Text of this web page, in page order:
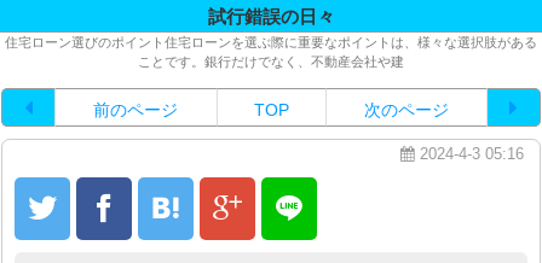
試行錯誤の日々
住宅ローン選びのポイント住宅ローンを選ぶ際に重要なポイントは、様々な選択肢がある
ことです。銀行だけでなく、不動産会社や建
前のページ TOP 次のページ
2024-4-3 05:16